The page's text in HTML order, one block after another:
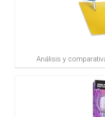
Análisis y